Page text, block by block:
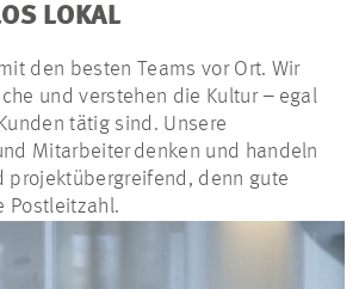
LOKAL
den besten Teams vor Ort. Wir
und verstehen die Kultur – egal
tätig sind. Unsere
Mitarbeiter denken und handeln
projektübergreifend, denn gute
Postleitzahl.